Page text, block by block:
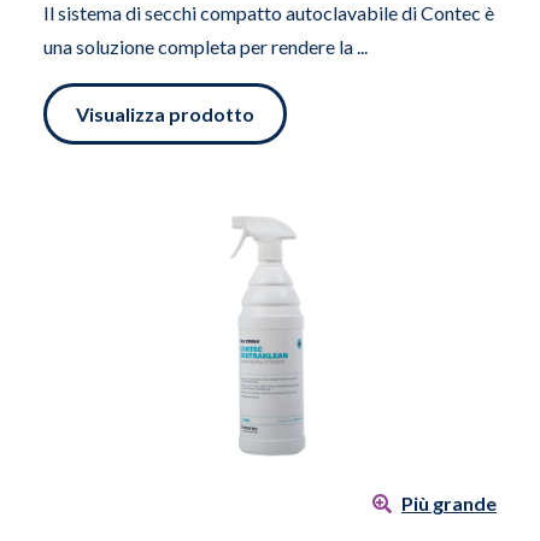
Il sistema di secchi compatto autoclavabile di Contec è
una soluzione completa per rendere la ...
Visualizza prodotto
Più grande